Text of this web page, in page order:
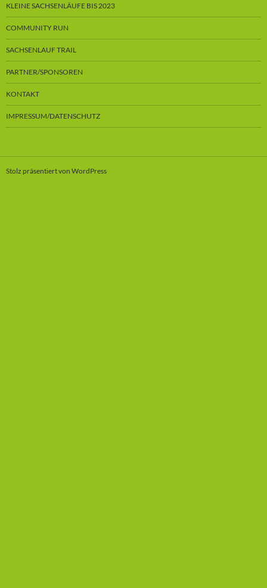
KLEINE SACHSENLÄUFE BIS 2023
COMMUNITY RUN
SACHSENLAUF TRAIL
PARTNER/SPONSOREN
KONTAKT
IMPRESSUM/DATENSCHUTZ
Stolz präsentiert von WordPress